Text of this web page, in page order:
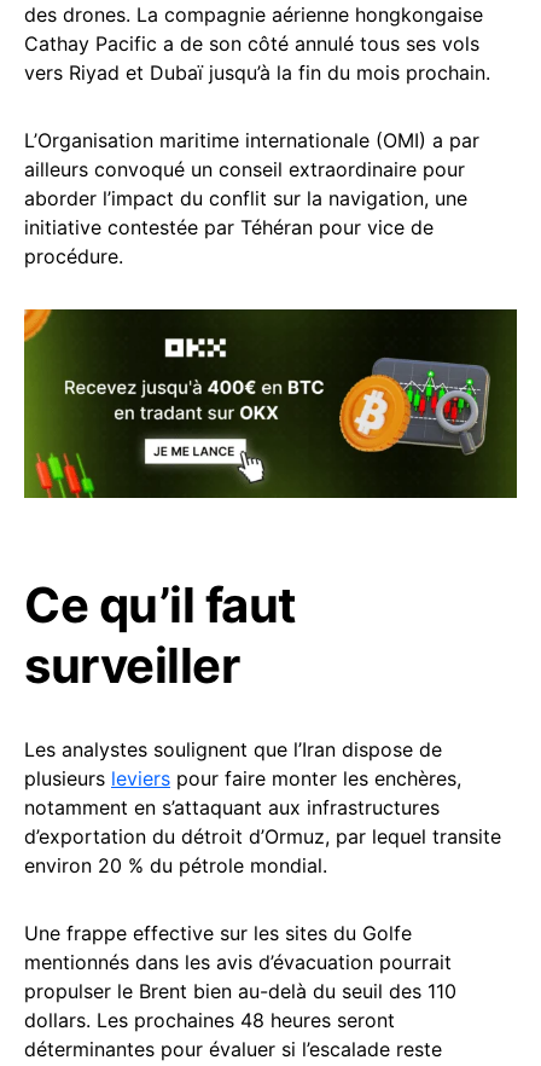
des drones. La compagnie aérienne hongkongaise
Cathay Pacific a de son côté annulé tous ses vols
vers Riyad et Dubaï jusqu’à la fin du mois prochain.
L’Organisation maritime internationale (OMI) a par
ailleurs convoqué un conseil extraordinaire pour
aborder l’impact du conflit sur la navigation, une
initiative contestée par Téhéran pour vice de
procédure.
Ce qu’il faut
surveiller
Les analystes soulignent que l’Iran dispose de
plusieurs leviers pour faire monter les enchères,
notamment en s’attaquant aux infrastructures
d’exportation du détroit d’Ormuz, par lequel transite
environ 20 % du pétrole mondial.
Une frappe effective sur les sites du Golfe
mentionnés dans les avis d’évacuation pourrait
propulser le Brent bien au-delà du seuil des 110
dollars. Les prochaines 48 heures seront
déterminantes pour évaluer si l’escalade reste